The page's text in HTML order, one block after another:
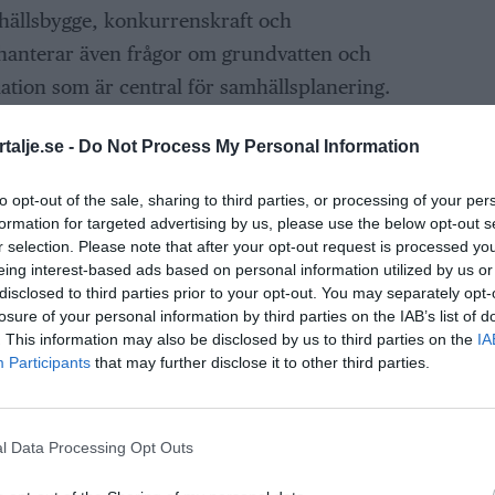
- Do Not Process My Personal Information
opt-out of the sale, sharing to third parties, or processing of your
for targeted advertising by us, please use the below opt-out
selection. Please note that after your opt-out request is processed
interest-based ads based on personal information utilized by us
to third parties prior to your opt-out. You may separately
of your personal information by third parties on the IAB’s list of
This information may also be disclosed by us to third parties on the
Participants that may further disclose it to other third parties.
Data Processing Opt Outs
konkurrenskraft och
även frågor om grundvatten och
som är central för samhällsplanering.
som kommundirektör den 13 december och
februari 2025.
ANNONS